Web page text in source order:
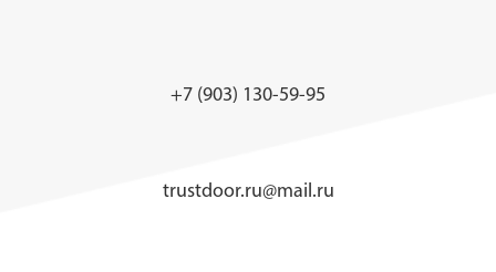
+7 (903) 130-59-95
trustdoor.ru@mail.ru